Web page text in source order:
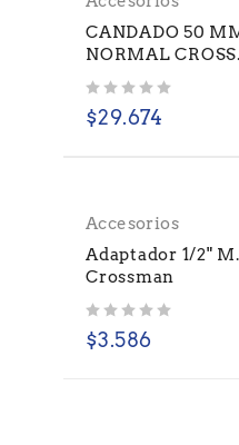
CANDADO 50
NORMAL
$29.674
Accesorios
Adaptador 1/2"
Crossman
$3.586